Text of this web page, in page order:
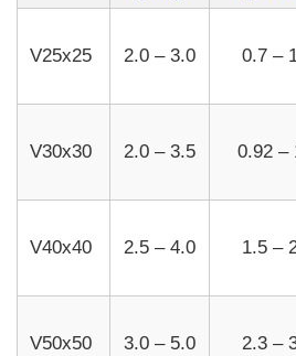
V25x25 2.0 – 3.0 0.7 –
V30x30 2.0 – 3.5 0.92 –
V40x40 2.5 – 4.0 1.5 –
V50x50 3.0 – 5.0 2.3 –